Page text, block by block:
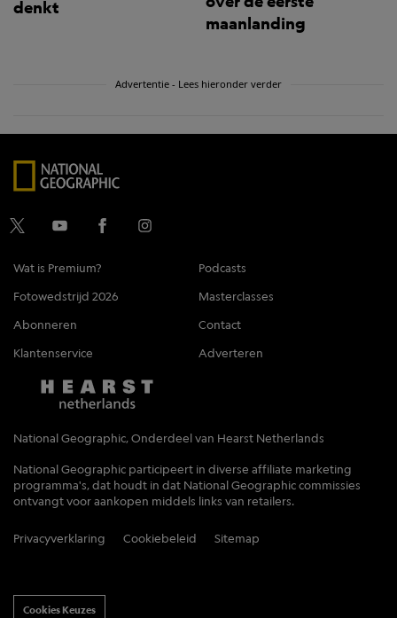
denkt
maanlanding
Advertentie - Lees hieronder verder
Wat is Premium?
Podcasts
Fotowedstrijd 2026
Masterclasses
Abonneren
Contact
Klantenservice
Adverteren
National Geographic, Onderdeel van Hearst Netherlands
National Geographic participeert in diverse affiliate marketing
programma's, dat houdt in dat National Geographic commissies
ontvangt voor aankopen middels links van retailers.
Privacyverklaring Cookiebeleid Sitemap
Cookies Keuzes